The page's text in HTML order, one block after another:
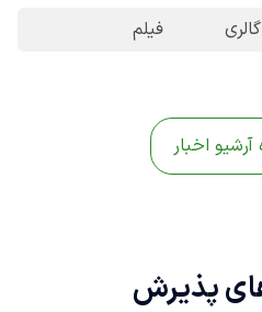
گالری فیلم
اخبار
پذیرش